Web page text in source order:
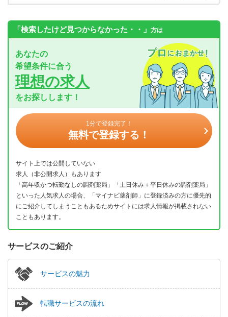
「検索したけど見つからなかった・・」 方は
あなたの
希望条件に合う
理想の求人
をお探しします！
1分で登録完了！
無料で登録する！
サイト上では公開していない
求人（非公開求人）もあります
「高年収かつ転勤なしの調剤薬局」「土日休み＋平日休みの調剤薬局」
といった人気求人の場合、「マイナビ薬剤師」に登録済みの方に優先的
にご紹介してしまうこともあるためサイトには求人情報が掲載されない
こともあります。
サービスのご紹介
サービスの魅力
転職サービスの流れ